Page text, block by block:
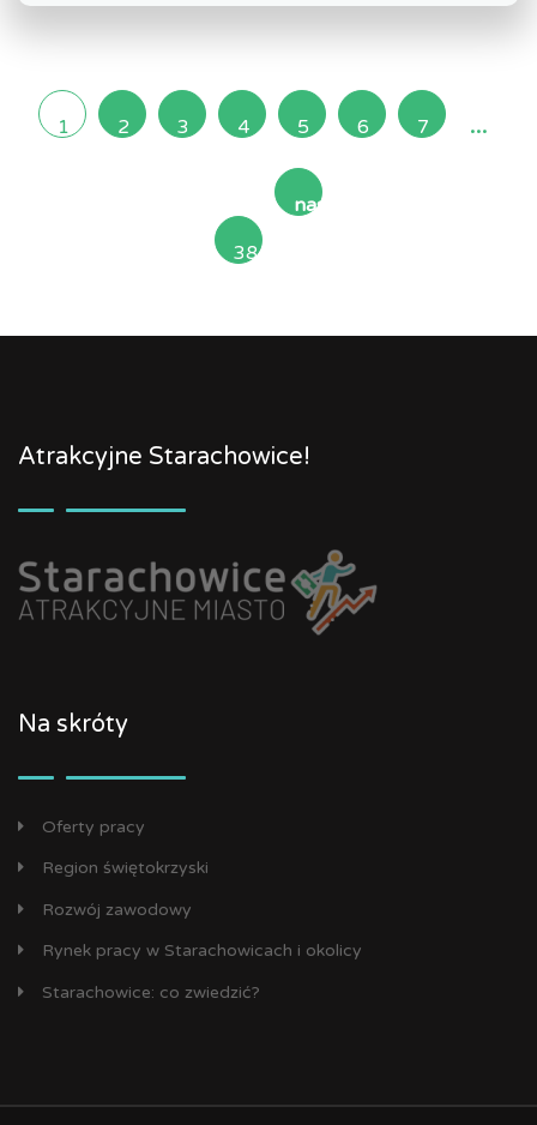
1 2 3 4 5 6 7 ...
38
następna
Atrakcyjne Starachowice!
Na skróty
Oferty pracy
Region świętokrzyski
Rozwój zawodowy
Rynek pracy w Starachowicach i okolicy
Starachowice: co zwiedzić?